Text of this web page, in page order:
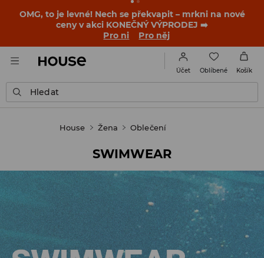
OMG, to je levné! Nech se překvapit – mrkni na nové
ceny v akci KONEČNÝ VÝPRODEJ ➡️
Pro ni
Pro něj
Účet Oblíbené Košík
Hledat
House Žena Oblečení
SWIMWEAR